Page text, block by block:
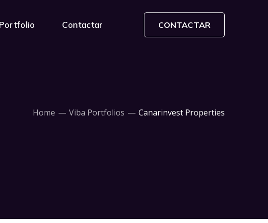
Portfolio Contactar CONTACTAR
Home Viba Portfolios Canarinvest Properties